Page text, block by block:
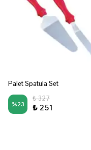
Palet Spatula Set
%23
₺ 327
₺ 251